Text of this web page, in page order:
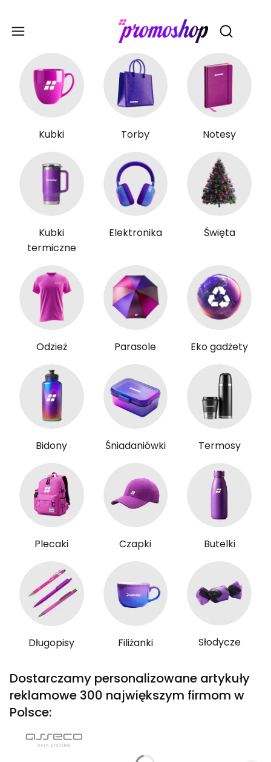
Otwórz
Kubki Torby Notesy
Kubki
termiczne
Elektronika Święta
Odzież Parasole Eko gadżety
Bidony Śniadaniówki Termosy
Plecaki Czapki Butelki
Długopisy Filiżanki Słodycze
Dostarczamy personalizowane artykuły
reklamowe 300 największym firmom w
Polsce: